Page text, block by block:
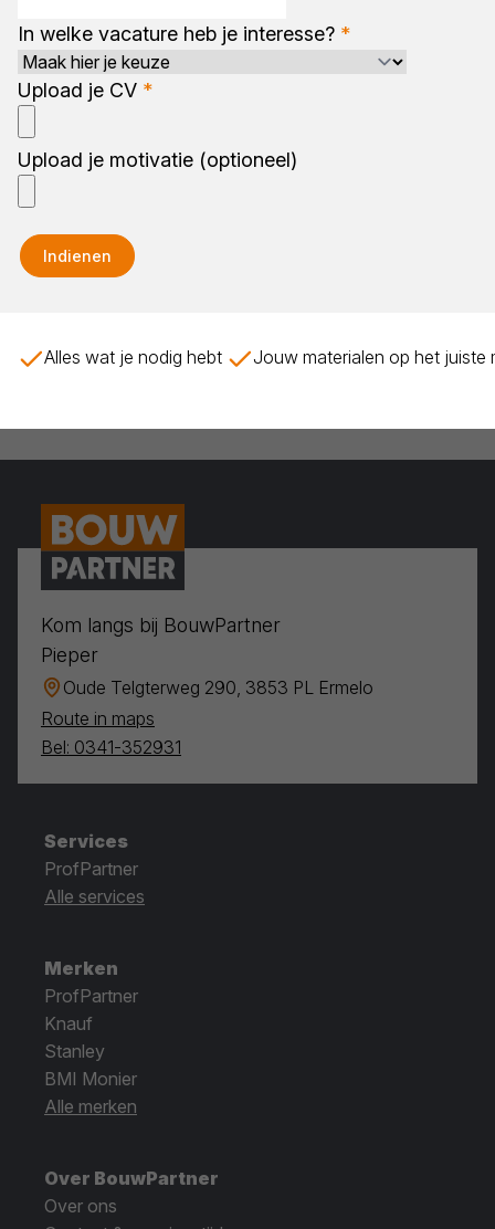
In welke vacature heb je interesse? *
Upload je CV *
Upload je motivatie (optioneel)
Indienen
Alles wat je nodig hebt Jouw materialen op het juiste
Kom langs bij BouwPartner
Pieper
Oude Telgterweg 290, 3853 PL Ermelo
Route in maps
Bel: 0341-352931
Services
ProfPartner
Alle services
Merken
ProfPartner
Knauf
Stanley
BMI Monier
Alle merken
Over BouwPartner
Over ons